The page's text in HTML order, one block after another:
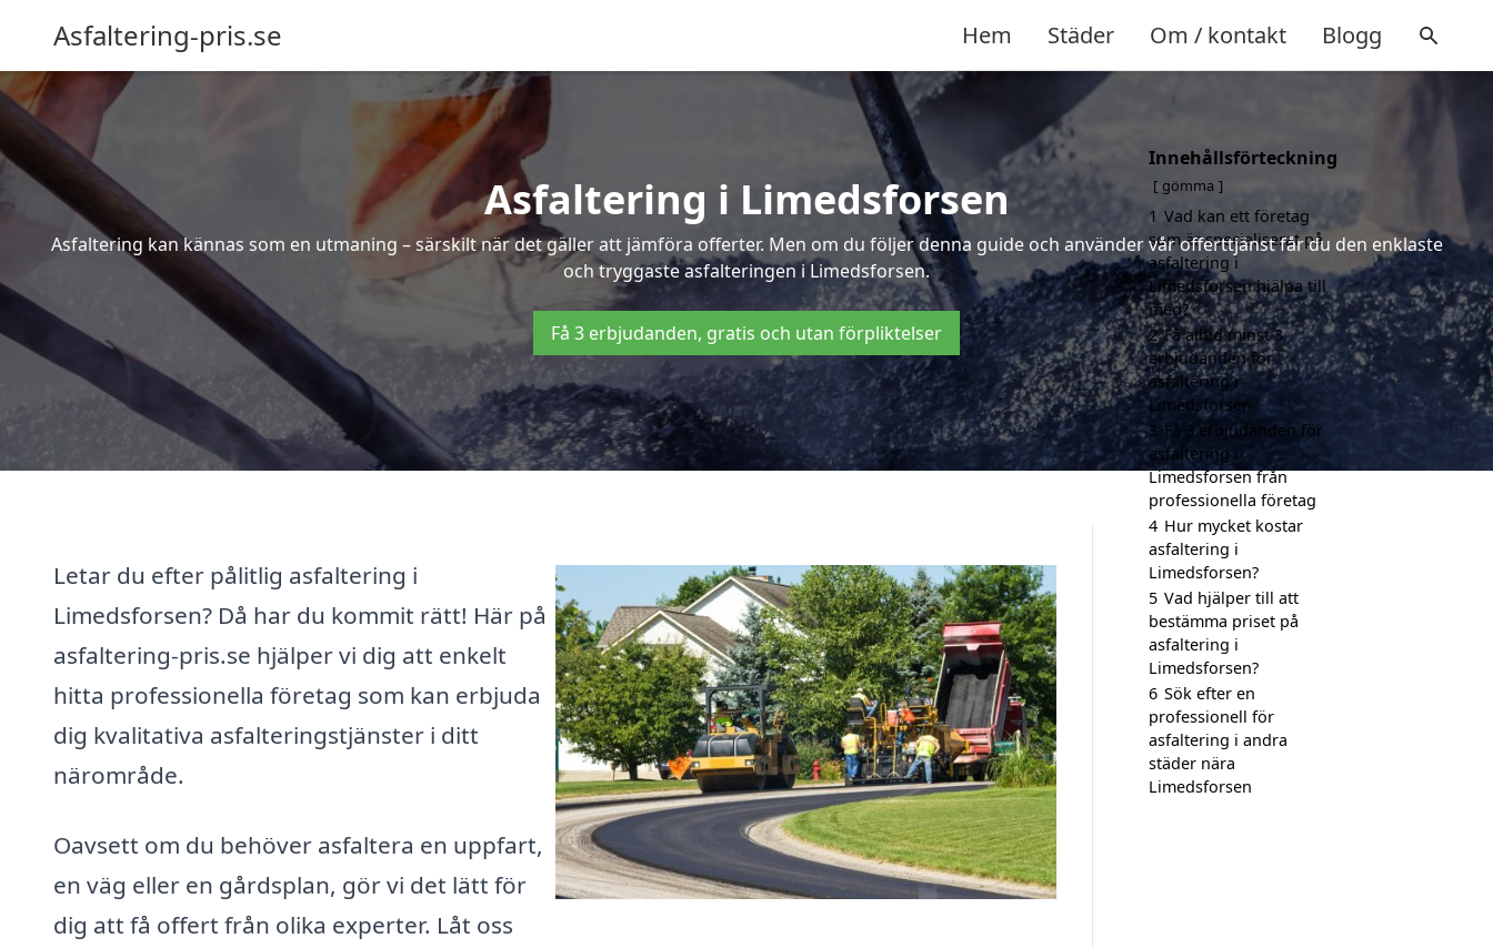
Asfaltering-pris.se Hem Städer Om / kontakt Blogg
Asfaltering i Limedsforsen
Asfaltering kan kännas som en utmaning – särskilt när det gäller att jämföra offerter. Men om du följer denna guide och använder vår offerttjänst får du den enklaste
och tryggaste asfalteringen i Limedsforsen.
Få 3 erbjudanden, gratis och utan förpliktelser
Letar du efter pålitlig asfaltering i
Limedsforsen? Då har du kommit rätt! Här på
asfaltering-pris.se hjälper vi dig att enkelt
hitta professionella företag som kan erbjuda
dig kvalitativa asfalteringstjänster i ditt
närområde.
Oavsett om du behöver asfaltera en uppfart,
en väg eller en gårdsplan, gör vi det lätt för
dig att få offert från olika experter. Låt oss
Innehållsförteckning
gömma
1 Vad kan ett företag
som är specialiserat på
asfaltering i
Limedsforsen hjälpa till
med?
2 Få alltid minst 3
erbjudanden för
asfaltering i
Limedsforsen
3 Få 3 erbjudanden för
asfaltering i
Limedsforsen från
professionella företag
4 Hur mycket kostar
asfaltering i
Limedsforsen?
5 Vad hjälper till att
bestämma priset på
asfaltering i
Limedsforsen?
6 Sök efter en
professionell för
asfaltering i andra
städer nära
Limedsforsen